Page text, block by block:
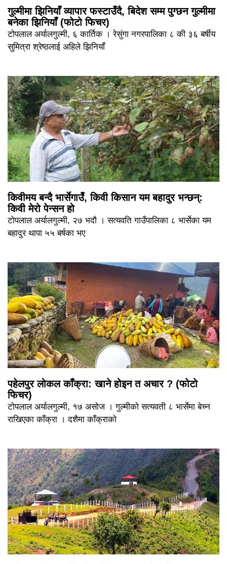
गुल्मीमा झिनियाँ व्यापार फस्टाउँदै, बिदेश सम्म पुग्छन गुल्मीमा
बनेका झिनियाँ (फोटो फिचर)
टोपलाल अर्यालगुल्मी, ६ कार्तिक । रेसुंगा नगरपालिका ८ की ३६ बर्षीय
सुमित्रा श्रेष्ठलाई अहिले झिनियाँ
किवीमय बन्दै भार्सेगाउँ, किवी किसान यम बहादुर भन्छन्:
किवी मेरो पेन्सन हो
टोपलाल अर्यालगुल्मी, २७ भदौ । सत्यवति गाउँपालिका ८ भार्सेका यम
बहादुर थापा ५५ बर्षका भए
पहेलपुर लोकल काँक्रा: खाने होइन त अचार ? (फोटो
फिचर)
टोपलाल अर्यालगुल्मी, १७ असोज । गुल्मीको सत्यवती ८ भार्सेमा बेच्न
राखिएका काँक्रा । दशैमा काँक्राको